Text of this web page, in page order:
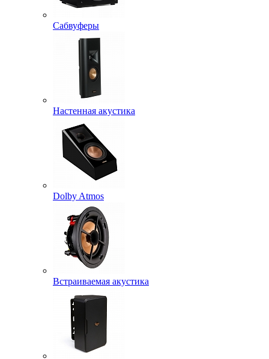
Сабвуферы
Настенная акустика
Dolby Atmos
Встраиваемая акустика